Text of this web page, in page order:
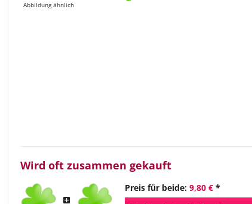
Abbildung ähnlich
Wird oft zusammen gekauft
Preis für beide:9,80 € *